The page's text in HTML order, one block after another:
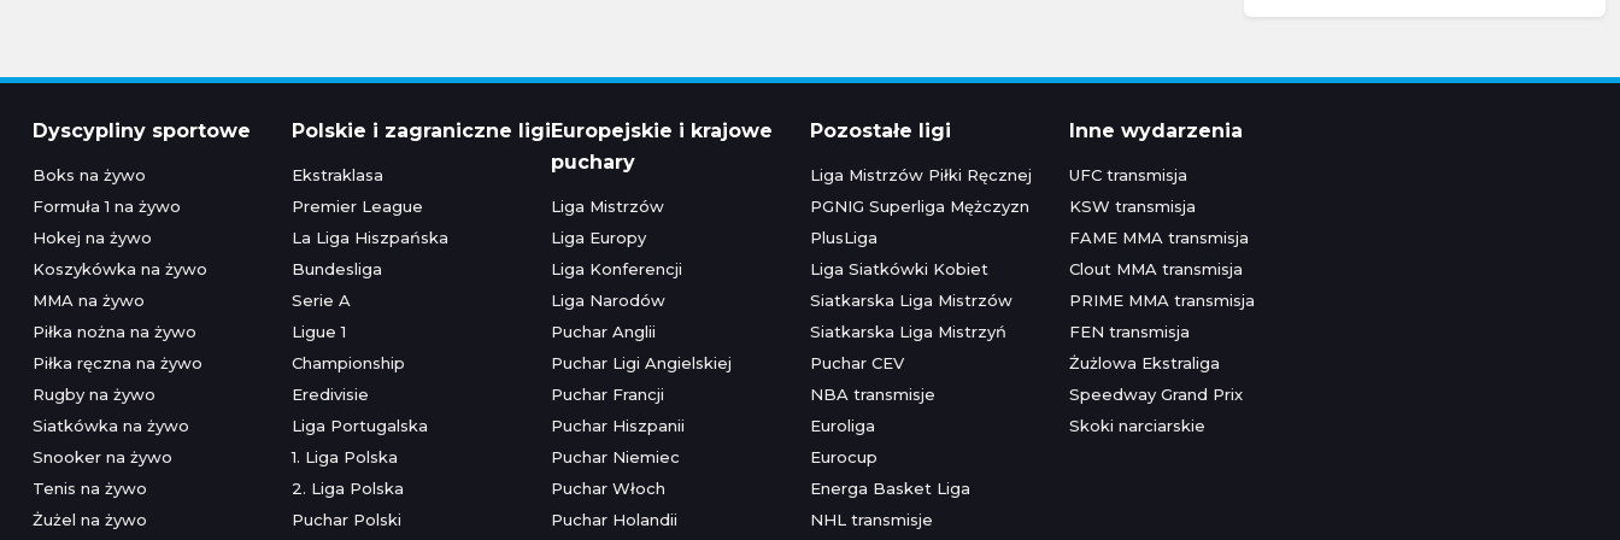
Dyscypliny sportowe
Boks na żywo
Formuła 1 na żywo
Hokej na żywo
Koszykówka na żywo
MMA na żywo
Piłka nożna na żywo
Piłka ręczna na żywo
Rugby na żywo
Siatkówka na żywo
Snooker na żywo
Tenis na żywo
Żużel na żywo
Polskie i zagraniczne ligi
Ekstraklasa
Premier League
La Liga Hiszpańska
Bundesliga
Serie A
Ligue 1
Championship
Eredivisie
Liga Portugalska
1. Liga Polska
2. Liga Polska
Puchar Polski
Europejskie i krajowe
puchary
Liga Mistrzów
Liga Europy
Liga Konferencji
Liga Narodów
Puchar Anglii
Puchar Ligi Angielskiej
Puchar Francji
Puchar Hiszpanii
Puchar Niemiec
Puchar Włoch
Puchar Holandii
Pozostałe ligi
Liga Mistrzów Piłki Ręcznej
PGNIG Superliga Mężczyzn
PlusLiga
Liga Siatkówki Kobiet
Siatkarska Liga Mistrzów
Siatkarska Liga Mistrzyń
Puchar CEV
NBA transmisje
Euroliga
Eurocup
Energa Basket Liga
NHL transmisje
Inne wydarzenia
UFC transmisja
KSW transmisja
FAME MMA transmisja
Clout MMA transmisja
PRIME MMA transmisja
FEN transmisja
Żużlowa Ekstraliga
Speedway Grand Prix
Skoki narciarskie